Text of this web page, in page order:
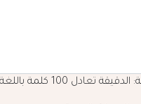
تعادل 100 كلمة باللغة العربية